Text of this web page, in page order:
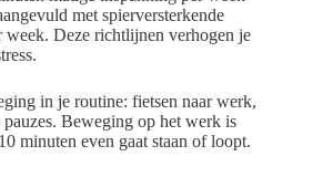
met spierversterkende
week. Deze richtlijnen verhogen je
in je routine: fietsen naar werk,
Beweging op het werk is
minuten even gaat staan of loopt.